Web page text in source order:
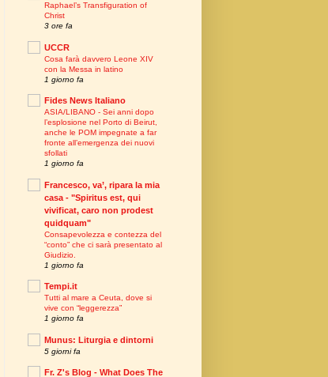
Raphael’s Transfiguration of
Christ
3 ore fa
UCCR
Cosa farà davvero Leone XIV
con la Messa in latino
1 giorno fa
Fides News Italiano
ASIA/LIBANO - Sei anni dopo
l’esplosione nel Porto di Beirut,
anche le POM impegnate a far
fronte all’emergenza dei nuovi
sfollati
1 giorno fa
Francesco, va’, ripara la mia
casa - "Spiritus est, qui
vivificat, caro non prodest
quidquam"
Consapevolezza e contezza del
“conto” che ci sarà presentato al
Giudizio.
1 giorno fa
Tempi.it
Tutti al mare a Ceuta, dove si
vive con “leggerezza”
1 giorno fa
Munus: Liturgia e dintorni
5 giorni fa
Fr. Z's Blog - What Does The